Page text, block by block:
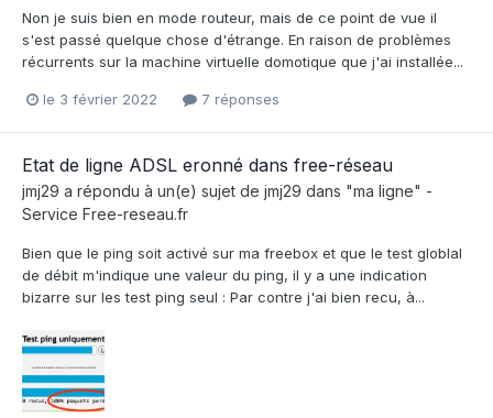
Non je suis bien en mode routeur, mais de ce point de vue il
s'est passé quelque chose d'étrange. En raison de problèmes
récurrents sur la machine virtuelle domotique que j'ai installée...
le 3 février 2022 7 réponses
Etat de ligne ADSL eronné dans free-réseau
jmj29 a répondu à un(e) sujet de jmj29 dans "ma ligne" -
Service Free-reseau.fr
Bien que le ping soit activé sur ma freebox et que le test globlal
de débit m'indique une valeur du ping, il y a une indication
bizarre sur les test ping seul : Par contre j'ai bien recu, à...